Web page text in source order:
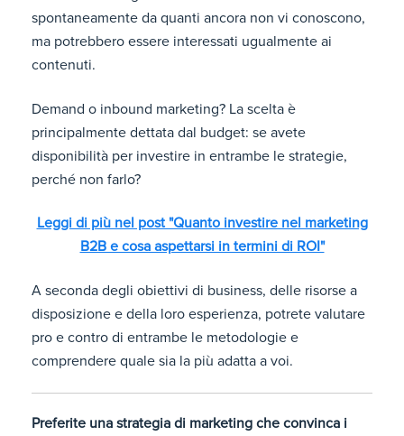
spontaneamente da quanti ancora non vi conoscono,
ma potrebbero essere interessati ugualmente ai
contenuti.
Demand o inbound marketing? La scelta è
principalmente dettata dal budget: se avete
disponibilità per investire in entrambe le strategie,
perché non farlo?
Leggi di più nel post "Quanto investire nel marketing
B2B e cosa aspettarsi in termini di ROI"
A seconda degli obiettivi di business, delle risorse a
disposizione e della loro esperienza, potrete valutare
pro e contro di entrambe le metodologie e
comprendere quale sia la più adatta a voi.
Preferite una strategia di marketing che convinca i